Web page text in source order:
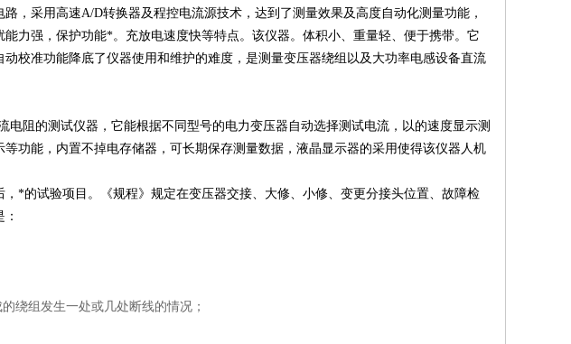
，采用高速A/D转换器及程控电流源技术，达到了测量效果及高度自动化测量功能，
力强，保护功能*。充放电速度快等特点。该仪器。体积小、重量轻、便于携带。它
校准功能降底了仪器使用和维护的难度，是测量变压器绕组以及大功率电感设备直流
电阻的测试仪器，它能根据不同型号的电力变压器自动选择测试电流，以的速度显示测
功能，内置不掉电存储器，可长期保存测量数据，液晶显示器的采用使得该仪器人机
*的试验项目。《规程》规定在变压器交接、大修、小修、变更分接头位置、故障检
绕组发生一处或几处断线的情况；